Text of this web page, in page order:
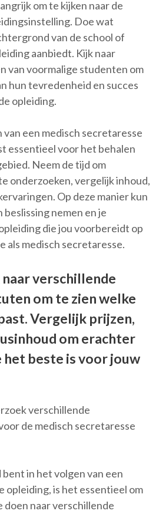
om te kijken naar de
Doe wat
van de school of
aanbiedt. Kijk naar
van voormalige studenten om
hun tevredenheid en succes
opleiding.
van een medisch secretaresse
essentieel voor het behalen
Neem de tijd om
onderzoeken, vergelijk inhoud,
Op deze manier kun
nemen en je
die jou voorbereidt op
als medisch secretaresse.
verschillende
om te zien welke
Vergelijk prijzen,
om erachter
het beste is voor jouw
verschillende
de medisch secretaresse
in het volgen van een
opleiding, is het essentieel om
naar verschillende